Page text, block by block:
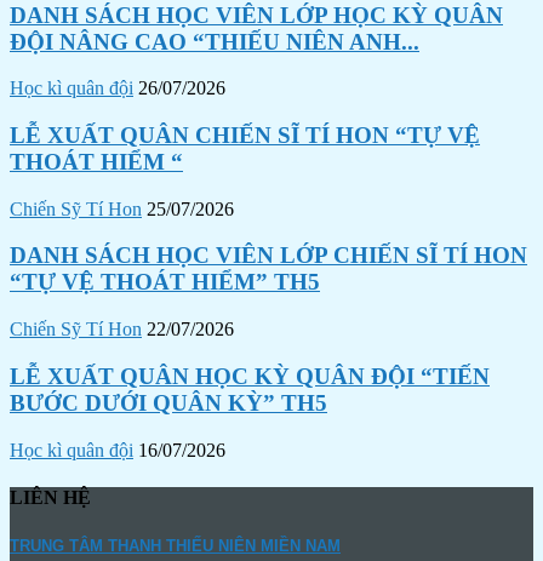
DANH SÁCH HỌC VIÊN LỚP HỌC KỲ QUÂN
ĐỘI NÂNG CAO “THIẾU NIÊN ANH...
Học kì quân đội 26/07/2026
LỄ XUẤT QUÂN CHIẾN SĨ TÍ HON “TỰ VỆ
THOÁT HIỂM “
Chiến Sỹ Tí Hon 25/07/2026
DANH SÁCH HỌC VIÊN LỚP CHIẾN SĨ TÍ HON
“TỰ VỆ THOÁT HIỂM” TH5
Chiến Sỹ Tí Hon 22/07/2026
LỄ XUẤT QUÂN HỌC KỲ QUÂN ĐỘI “TIẾN
BƯỚC DƯỚI QUÂN KỲ” TH5
Học kì quân đội 16/07/2026
LIÊN HỆ
TRUNG TÂM THANH THIẾU NIÊN MIỀN NAM